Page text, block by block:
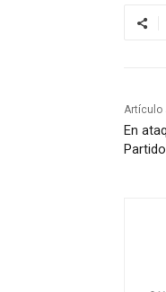
Artículo
En